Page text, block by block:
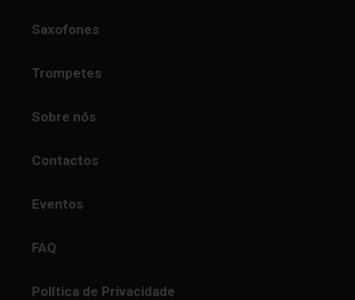
Saxofones
Trompetes
Sobre nós
Contactos
Eventos
FAQ
Política de Privacidade